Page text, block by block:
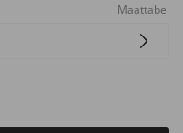
Maattabel